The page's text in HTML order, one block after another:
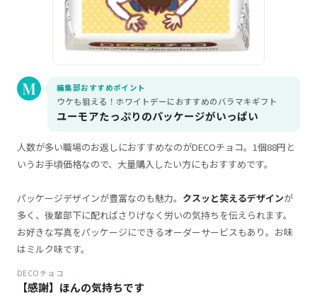
編集部おすすめポイント
ウケも狙える！ホワイトデーにおすすめのバラマキギフト
ユーモアたっぷりのパッケージがいっぱい
人数が多い職場のお返しにおすすめなのがDECOチョコ。1個88円と
いうお手頃価格なので、大量購入したい方にもおすすめです。
パッケージデザインが豊富なのも魅力。 クスッと笑えるデザインが
多く、後輩部下に配ればさりげなく労いの気持ちを伝えられます。
お好きな写真をパッケージにできるオーダーサービスもあり。お味
はミルク味です。
DECOチョコ
【感謝】ほんの気持ちです